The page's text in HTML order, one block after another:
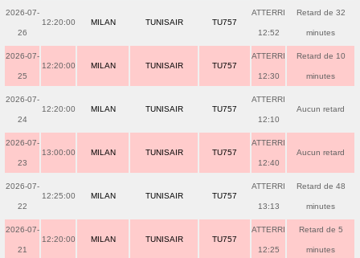
2026-07-
26
12:20:00 MILAN TUNISAIR TU757
ATTERRI
12:52
Retard de 32
minutes
2026-07-
25
12:20:00 MILAN TUNISAIR TU757
ATTERRI
12:30
Retard de 10
minutes
2026-07-
24
12:20:00 MILAN TUNISAIR TU757
ATTERRI
12:10
Aucun retard
2026-07-
23
13:00:00 MILAN TUNISAIR TU757
ATTERRI
12:40
Aucun retard
2026-07-
22
12:25:00 MILAN TUNISAIR TU757
ATTERRI
13:13
Retard de 48
minutes
2026-07-
21
12:20:00 MILAN TUNISAIR TU757
ATTERRI
12:25
Retard de 5
minutes